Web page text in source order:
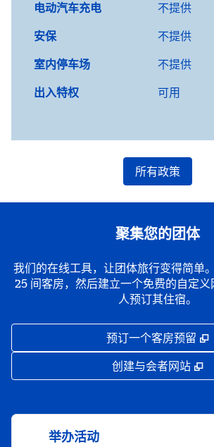
电动汽车充电
不提供
安保
不提供
室内停车场
不提供
出入特权
可用
所有政策
聚集您的团体
我们的在线工具，让团体旅行变得简单
25 间客房，然后建立一个免费的自定
人预订其住宿。
预订一个客房预留 ,
创建与会者网站 ,
举办活动